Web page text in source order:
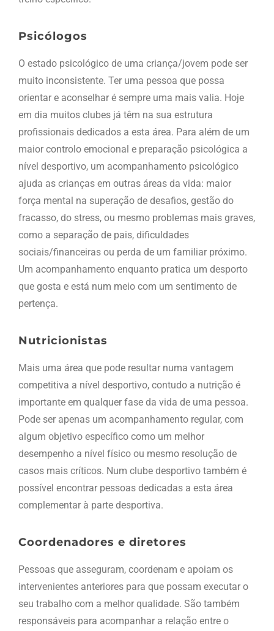
Psicólogos
O estado psicológico de uma criança/jovem pode ser
muito inconsistente. Ter uma pessoa que possa
orientar e aconselhar é sempre uma mais valia. Hoje
em dia muitos clubes já têm na sua estrutura
profissionais dedicados a esta área. Para além de um
maior controlo emocional e preparação psicológica a
nível desportivo, um acompanhamento psicológico
ajuda as crianças em outras áreas da vida: maior
força mental na superação de desafios, gestão do
fracasso, do stress, ou mesmo problemas mais graves,
como a separação de pais, dificuldades
sociais/financeiras ou perda de um familiar próximo.
Um acompanhamento enquanto pratica um desporto
que gosta e está num meio com um sentimento de
pertença.
Nutricionistas
Mais uma área que pode resultar numa vantagem
competitiva a nível desportivo, contudo a nutrição é
importante em qualquer fase da vida de uma pessoa.
Pode ser apenas um acompanhamento regular, com
algum objetivo específico como um melhor
desempenho a nível físico ou mesmo resolução de
casos mais críticos. Num clube desportivo também é
possível encontrar pessoas dedicadas a esta área
complementar à parte desportiva.
Coordenadores e diretores
Pessoas que asseguram, coordenam e apoiam os
intervenientes anteriores para que possam executar o
seu trabalho com a melhor qualidade. São também
responsáveis para acompanhar a relação entre o